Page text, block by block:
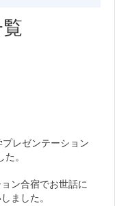
レゼンテーション
。
ン合宿でお世話に
ました。